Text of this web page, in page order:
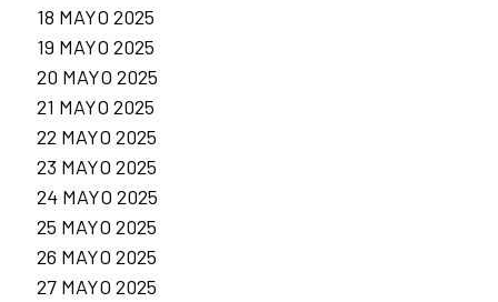
18 MAYO 2025
19 MAYO 2025
20 MAYO 2025
21 MAYO 2025
22 MAYO 2025
23 MAYO 2025
24 MAYO 2025
25 MAYO 2025
26 MAYO 2025
27 MAYO 2025